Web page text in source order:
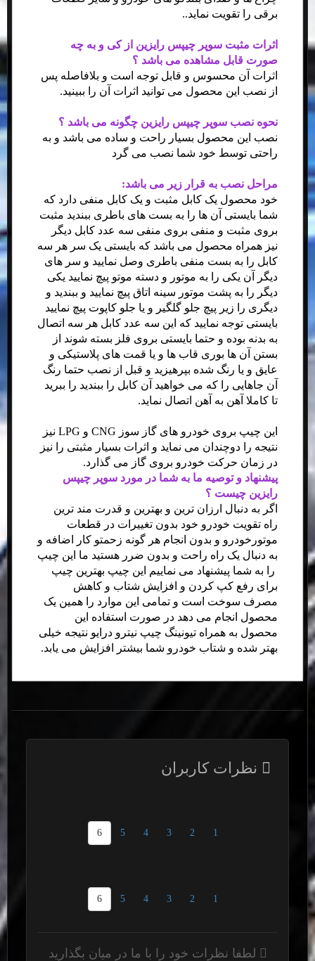
برقی را تقویت نماید..
اثرات مثبت سوپر چیپس رایزین از کی و به چه
صورت قابل مشاهده می باشد ؟
اثرات آن محسوس و قابل توجه است و بلافاصله پس
از نصب این محصول می توانید اثرات آن را ببینید.
نحوه نصب سوپر چیپس رایزین چگونه می باشد ؟
نصب این محصول بسیار راحت و ساده می باشد و به
راحتی توسط خود شما نصب می گرد
مراحل نصب به قرار زیر می باشد:
خود محصول یک کابل مثبت و یک کابل منفی دارد که
شما بایستی آن ها را به بست های باطری ببندید مثبت
بروی مثبت و منفی بروی منفی سه عدد کابل دیگر
نیز همراه محصول می باشد که بایستی یک سر هر سه
کابل را به بست منفی باطری وصل نمایید و سر های
دیگر آن یکی را به موتور و دسته موتو پیچ نمایید یکی
دیگر را به پشت موتور سینه اتاق پیچ نمایید و ببندید و
دیگری را زیر پیچ جلو گلگیر و یا جلو کاپوت پیچ نمایید
بایستی توجه نمایید که این سه عدد کابل هر سه اتصال
به بدنه بوده و حتما بایستی بروی فلز بسته شوند از
بستن آن ها بوری قاب ها و یا قمت های پلاستیکی و
عایق و یا رنگ شده بپرهیزید و قبل از نصب حتما رنگ
آن جاهایی را که می خواهید آن کابل را ببندید را ببرید
تا کاملا آهن به آهن اتصال نماید.
این چیپ بروی خودرو های گاز سوز CNG و LPG نیز
نتیجه را دوچندان می نماید و اثرات بسیار مثبتی را نیز
در زمان حرکت خودرو بروی گاز می گذارد.
پیشنهاد و توصیه ما به شما در مورد سوپر چیپس
رایزین چیست ؟
اگر به دنبال ارزان ترین و بهترین و قدرت مند ترین
راه تقویت خودرو خود بدون تغییرات در قطعات
موتورخودرو و بدون انجام هر گونه زحمتو کار اضافه و
به دنبال یک راه راحت و بدون ضرر هستید ما این چیپ
را به شما پیشنهاد می نماییم این چیپ بهترین چیپ
برای رفع کپ کردن و افزایش شتاب و کاهش
مصرف سوخت است و تمامی این موارد را همین یک
محصول انجام می دهد در صورت استفاده این
محصول به همراه تیونینگ چیپ نیترو درایو نتیجه خیلی
بهتر شده و شتاب خودرو شما بیشتر افزایش می یابد.
نظرات کاربران
1
2
3
4
5
6
1
2
3
4
5
6
لطفا نظرات خود را با ما در میان بگذارید